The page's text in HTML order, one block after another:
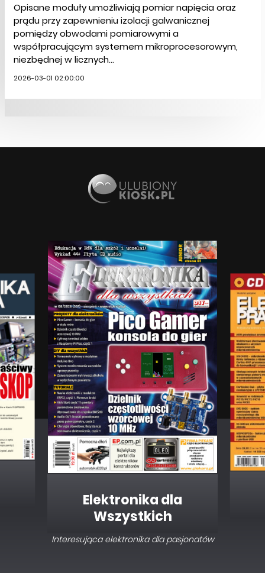
Opisane moduły umożliwiają pomiar napięcia oraz
prądu przy zapewnieniu izolacji galwanicznej
pomiędzy obwodami pomiarowymi a
współpracującym systemem mikroprocesorowym,
niezbędnej w licznych...
2026-03-01 02:00:00
Elektronika dla
Wszystkich
Interesująca elektronika dla pasjonatów